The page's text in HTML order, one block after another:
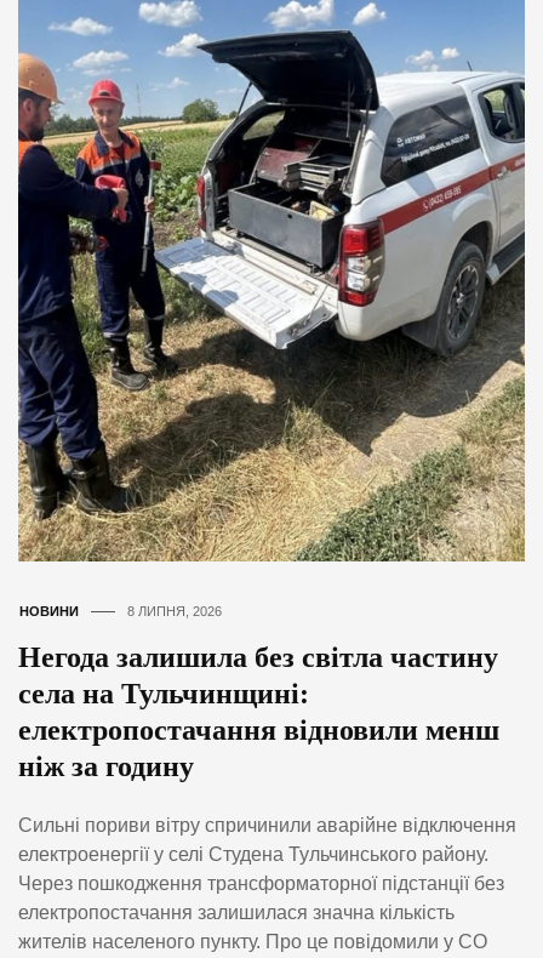
НОВИНИ 8 ЛИПНЯ, 2026
Негода залишила без світла частину
села на Тульчинщині:
електропостачання відновили менш
ніж за годину
Сильні пориви вітру спричинили аварійне відключення
електроенергії у селі Студена Тульчинського району.
Через пошкодження трансформаторної підстанції без
електропостачання залишилася значна кількість
жителів населеного пункту. Про це повідомили у СО